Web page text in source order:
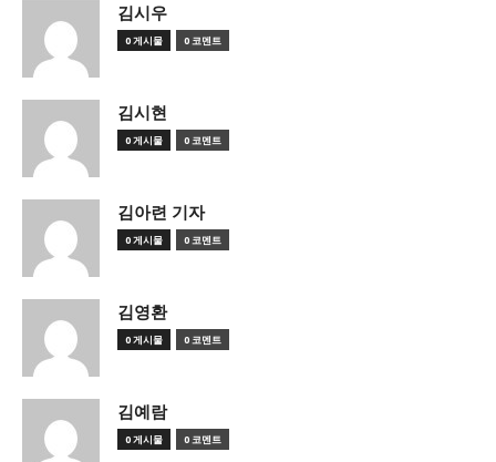
김시우
0 게시물 0 코멘트
김시현
0 게시물 0 코멘트
김아련 기자
0 게시물 0 코멘트
김영환
0 게시물 0 코멘트
김예람
0 게시물 0 코멘트